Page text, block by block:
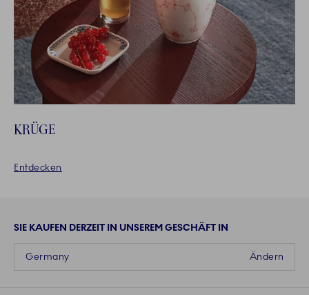
KRÜGE
Entdecken
SIE KAUFEN DERZEIT IN UNSEREM GESCHÄFT IN
Ändern
Germany